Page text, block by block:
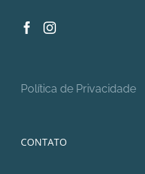
Política de Privacidade
CONTATO